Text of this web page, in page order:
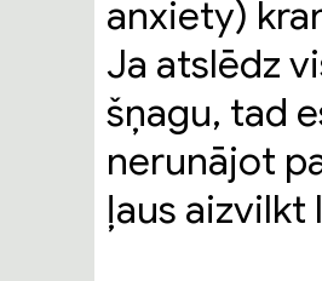
anxiety)
Ja atslēdz
šņagu, tad
nerunājot
ļaus aizvilkt